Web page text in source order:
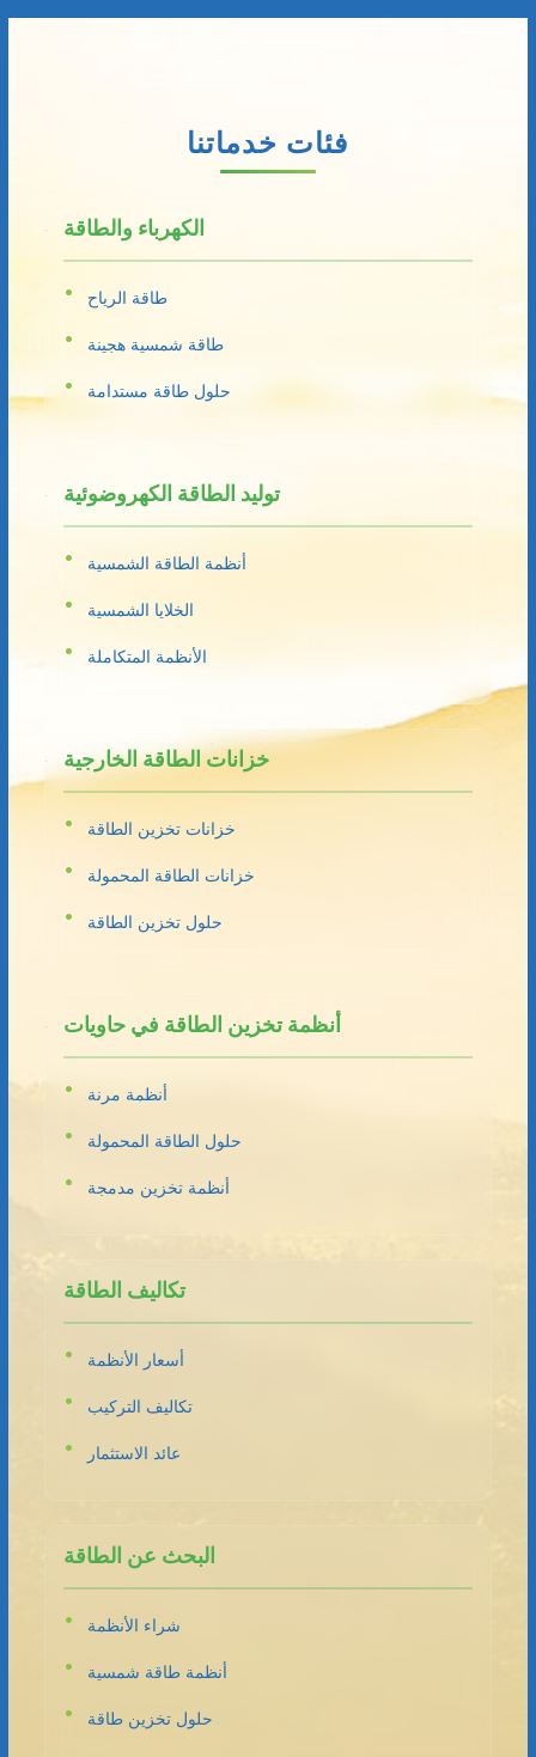
فئات خدماتنا
الكهرباء والطاقة
طاقة الرياح
طاقة شمسية هجينة
حلول طاقة مستدامة
توليد الطاقة الكهروضوئية
أنظمة الطاقة الشمسية
الخلايا الشمسية
الأنظمة المتكاملة
خزانات الطاقة الخارجية
خزانات تخزين الطاقة
خزانات الطاقة المحمولة
حلول تخزين الطاقة
أنظمة تخزين الطاقة في حاويات
أنظمة مرنة
حلول الطاقة المحمولة
أنظمة تخزين مدمجة
تكاليف الطاقة
أسعار الأنظمة
تكاليف التركيب
عائد الاستثمار
البحث عن الطاقة
شراء الأنظمة
أنظمة طاقة شمسية
حلول تخزين طاقة